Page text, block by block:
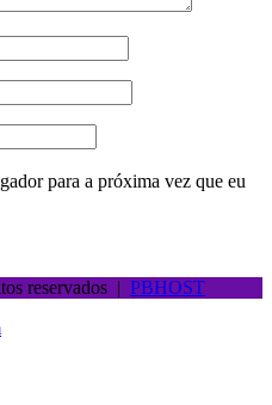
para a próxima vez que eu
reservados | PBHOST